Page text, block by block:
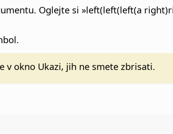
Oglejte si »left(left(left(a
okno Ukazi, jih ne smete zbrisati.